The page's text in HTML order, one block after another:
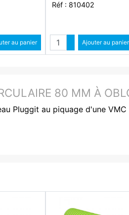
Quantité
quantité
quantité
au panier
Réf : 810402
Quantité
Augmenter quantité
Diminuer quantité
Ajouter au panier
80 MM À
Pluggit au piquage d'une